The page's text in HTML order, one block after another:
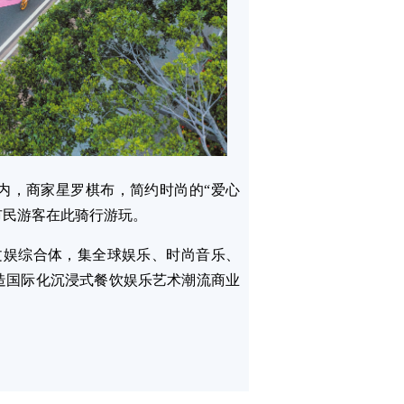
，商家星罗棋布，简约时尚的“爱心
游客在此骑行游玩。
综合体，集全球娱乐、时尚音乐、
际化沉浸式餐饮娱乐艺术潮流商业